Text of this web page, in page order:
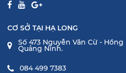
CƠ SỞ TẠI HẠ LONG
Số 473 Nguyễn Văn Cừ - Hồng
Quảng Ninh.
084 499 7383